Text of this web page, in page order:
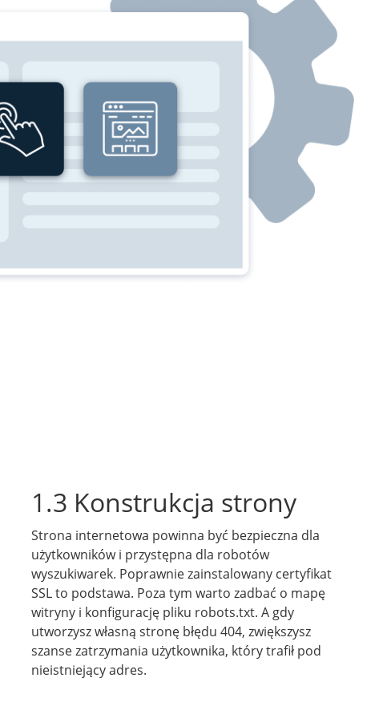
1.3 Konstrukcja strony
Strona internetowa powinna być bezpieczna dla
użytkowników i przystępna dla robotów
wyszukiwarek. Poprawnie zainstalowany certyfikat
SSL to podstawa. Poza tym warto zadbać o mapę
witryny i konfigurację pliku robots.txt. A gdy
utworzysz własną stronę błędu 404, zwiększysz
szanse zatrzymania użytkownika, który trafił pod
nieistniejący adres.